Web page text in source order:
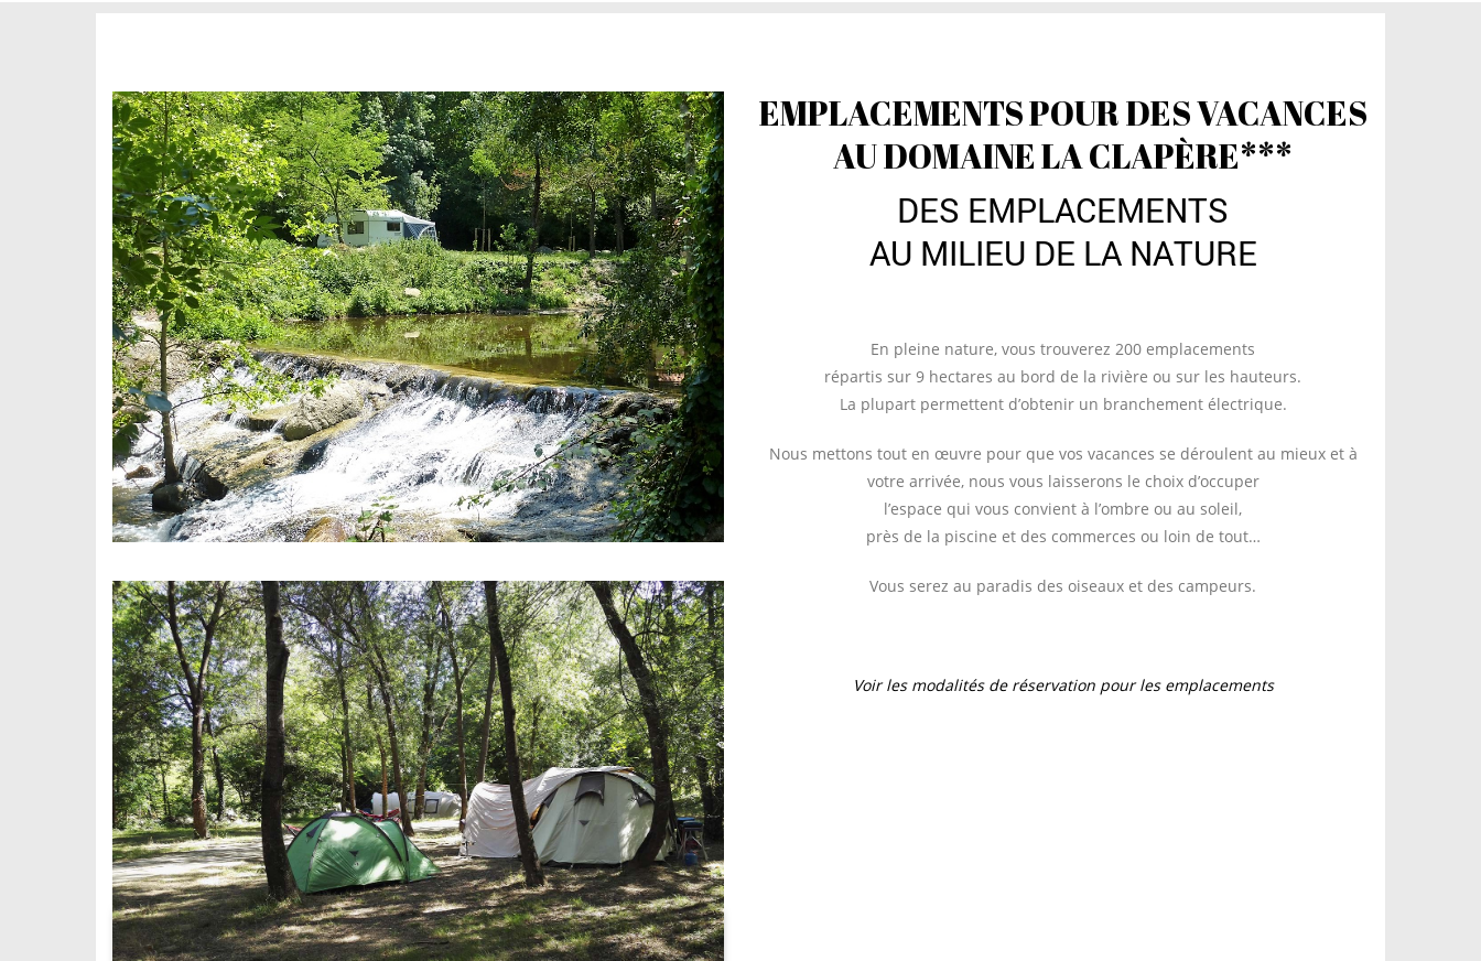
EMPLACEMENTS POUR DES VACANCES
AU DOMAINE LA CLAPÈRE***
DES EMPLACEMENTS
AU MILIEU DE LA NATURE
En pleine nature, vous trouverez 200 emplacements
répartis sur 9 hectares au bord de la rivière ou sur les hauteurs.
La plupart permettent d’obtenir un branchement électrique.
Nous mettons tout en œuvre pour que vos vacances se déroulent au mieux et à
votre arrivée, nous vous laisserons le choix d’occuper
l’espace qui vous convient à l’ombre ou au soleil,
près de la piscine et des commerces ou loin de tout…
Vous serez au paradis des oiseaux et des campeurs.
Voir les modalités de réservation pour les emplacements